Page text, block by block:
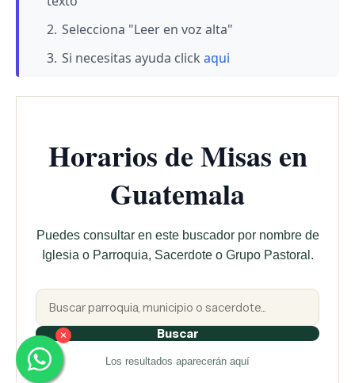
✕
Selecciona "Leer en voz alta"
Si necesitas ayuda click aqui
Horarios de Misas en
Guatemala
Puedes consultar en este buscador por nombre de
Iglesia o Parroquia, Sacerdote o Grupo Pastoral.
Buscar
Los resultados aparecerán aquí